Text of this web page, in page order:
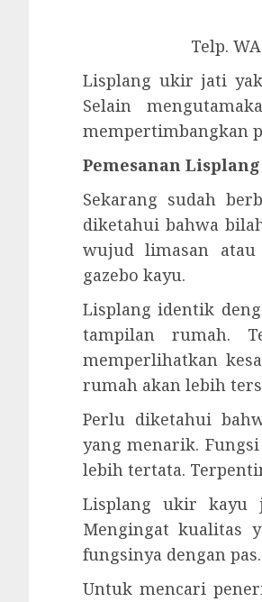
Telp. WA
Lisplang ukir jati
Selain
mempertimbangkan
Pemesanan
Sekarang sudah
diketahui bahwa
wujud limasan
gazebo kayu.
Lisplang identik
tampilan rumah.
memperlihatkan
rumah akan lebih
Perlu diketahui
yang menarik.
lebih tertata.
Lisplang ukir kayu
Mengingat kualitas
fungsinya dengan pas.
Untuk mencari